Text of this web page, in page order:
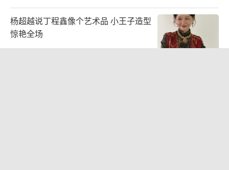
是，《花开忘忧》自2022年登榜后已连续四年
在榜，成为“常青”热歌的典型代表，可见优
秀作品能够穿越时间，形成稳定而深远的影响
杨超越说丁程鑫像个艺术品 小王子造型
惊艳全场
2026-07-21 14:06:03